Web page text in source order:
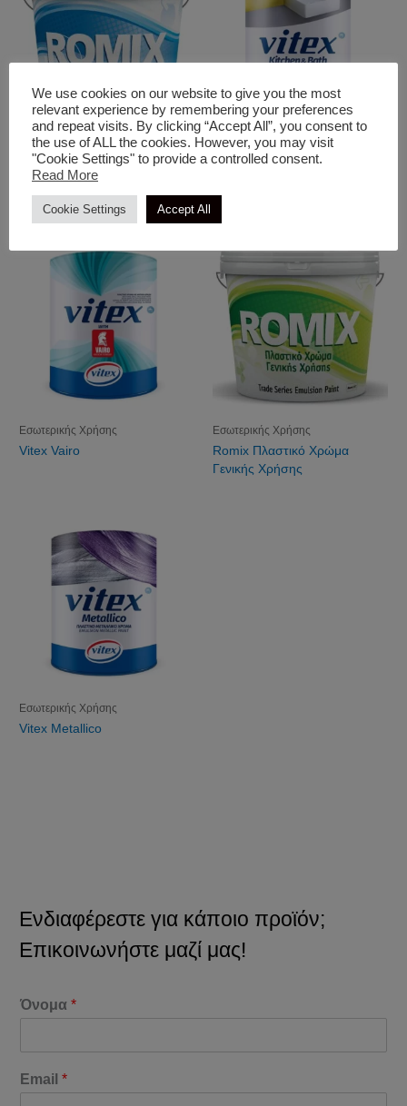
Ακρυλικά Χρώματα
Romix Ακρυλικό 100% Για
Εσωτερικής Χρήσης
Εσωτερικής Χρήσης
Vitex Vairo
Εσωτερικής Χρήσης
Romix Πλαστικό Χρώμα
Γενικής Χρήσης
Εσωτερικής Χρήσης
Vitex Metallico
Ενδιαφέρεστε για κάποιο προϊόν;
Επικοινωνήστε μαζί μας!
Όνομα*
Email*
We use cookies on our website to give you the most
relevant experience by remembering your preferences
and repeat visits. By clicking “Accept All”, you consent to
the use of ALL the cookies. However, you may visit
"Cookie Settings" to provide a controlled consent.
Read More
Cookie Settings Accept All